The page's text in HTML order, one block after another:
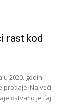
rast kod
2020. godini
prodaje. Najveći
ostvario je čaj,